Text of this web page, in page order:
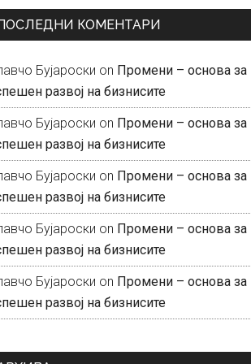
КОМЕНТАРИ
Бујароски on Промени – основа за
развој на бизнисите
Бујароски on Промени – основа за
развој на бизнисите
Бујароски on Промени – основа за
развој на бизнисите
Бујароски on Промени – основа за
развој на бизнисите
Бујароски on Промени – основа за
развој на бизнисите